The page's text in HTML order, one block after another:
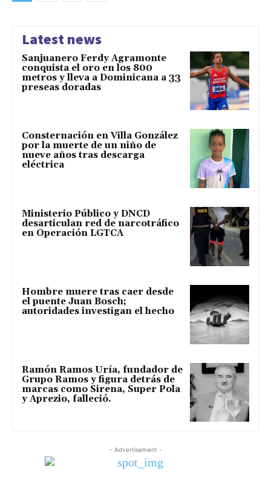
Latest news
Sanjuanero Ferdy Agramonte
conquista el oro en los 800
metros y lleva a Dominicana a 33
preseas doradas
Consternación en Villa González
por la muerte de un niño de
nueve años tras descarga
eléctrica
Ministerio Público y DNCD
desarticulan red de narcotráfico
en Operación LGTCA
Hombre muere tras caer desde
el puente Juan Bosch;
autoridades investigan el hecho
Ramón Ramos Uría, fundador de
Grupo Ramos y figura detrás de
marcas como Sirena, Super Pola
y Aprezio, falleció.
- Advertisement -